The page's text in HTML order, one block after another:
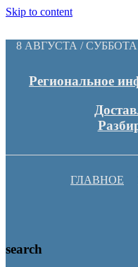
Skip to content
8 АВГУСТА / СУББОТА
Региональное
ГЛАВНОЕ
search